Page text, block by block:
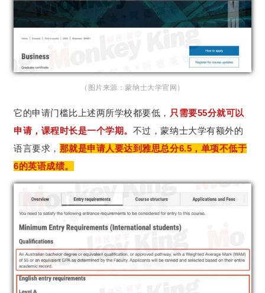
（图片来源：蒙纳士大学官网）
它的申请门槛比上述两所学校都要低， 只需要55分就可以
申请，课程时长是一个学期。 不过，蒙纳士大学有额外的
语言要求， 那就是申请人要达到雅思总分6.5，单项不低于
6的英语成绩。